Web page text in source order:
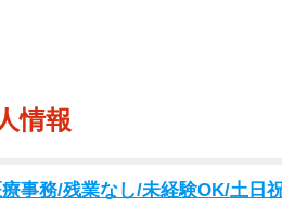
情報
事務/残業なし/未経験OK/土日